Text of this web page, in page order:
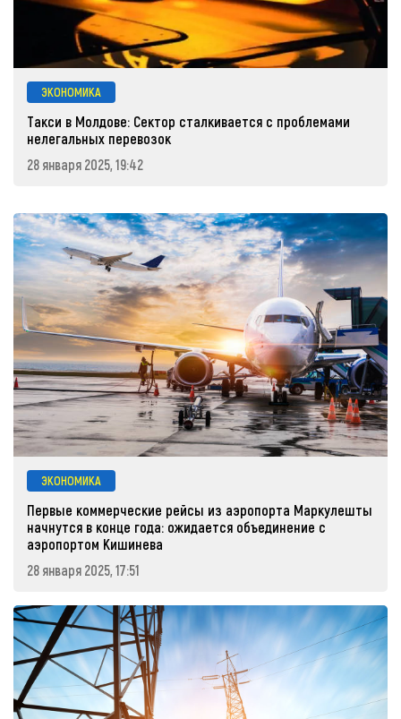
ЭКОНОМИКА
Такси в Молдове: Сектор сталкивается с проблемами
нелегальных перевозок
28 января 2025, 19:42
ЭКОНОМИКА
Первые коммерческие рейсы из аэропорта Маркулешты
начнутся в конце года: ожидается объединение с
аэропортом Кишинева
28 января 2025, 17:51